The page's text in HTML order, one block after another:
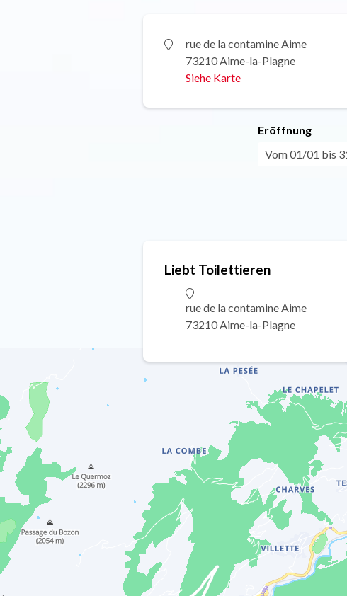
rue de la contamine Aime
73210 Aime-la-Plagne
Siehe Karte
Eröffnung
Vom 01/01 bis
Liebt Toilettieren
rue de la contamine Aime
73210 Aime-la-Plagne